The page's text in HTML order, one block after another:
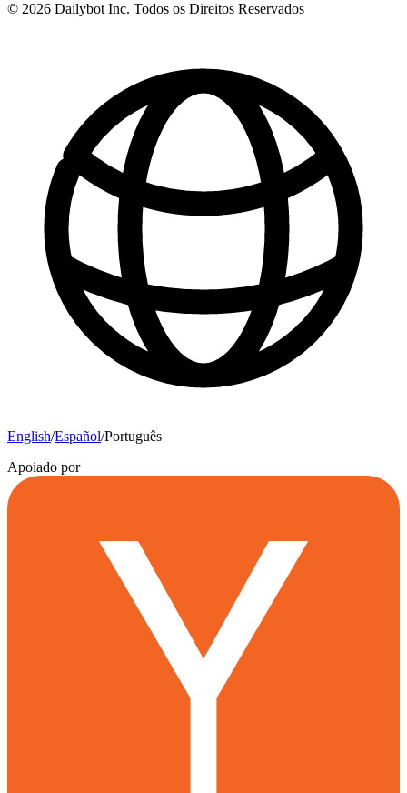
© 2026 Dailybot Inc. Todos os Direitos Reservados
English/Español/Português
Apoiado por